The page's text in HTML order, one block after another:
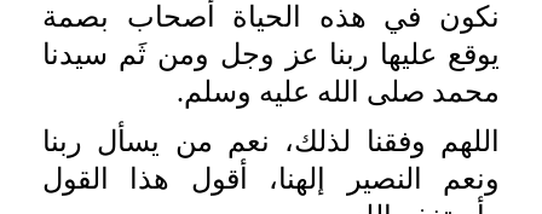
نكون في هذه الحياة أصحاب بصمة
يوقع عليها ربنا عز وجل ومن ثَم سيدنا
محمد صلى الله عليه وسلم.
اللهم وفقنا لذلك، نعم من يسأل ربنا
ونعم النصير إلهنا، أقول هذا القول